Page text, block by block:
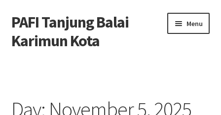
Skip
to
navigation
Skip
to
content
PAFI Tanjung Balai
Karimun Kota
Menu
Day: November 5, 2025